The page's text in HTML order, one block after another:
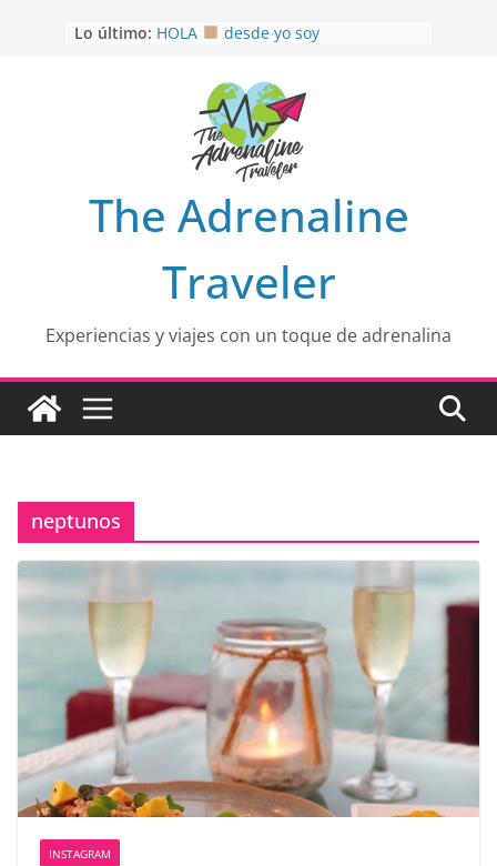
Lo último: HOLA
desde yo soy
EL SENDERO DEL CACAO: Excelente
opción
HOSPEDAJE AL NATURALSHH !!
OTRA PERSPECTIVA de RÍO EL
MULITO!
The Adrenaline
Traveler
Experiencias y viajes con un toque de adrenalina
neptunos
INSTAGRAM